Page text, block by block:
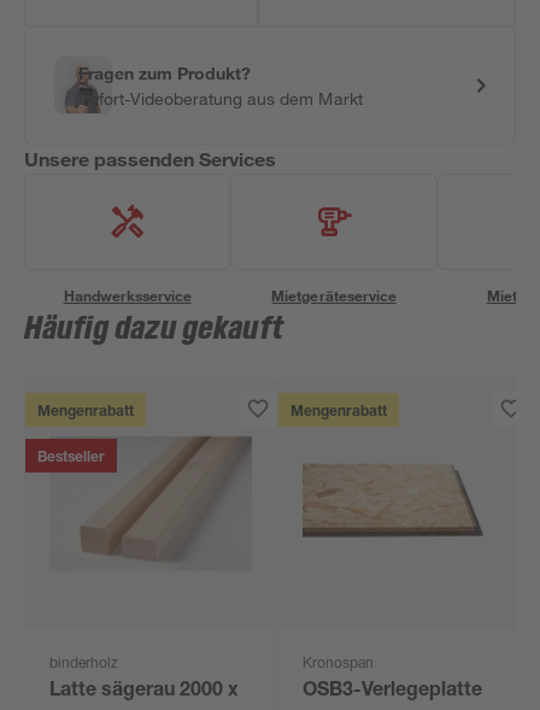
Fragen zum Produkt?
Sofort-Videoberatung aus dem Markt
Unsere passenden Services
Handwerksservice Mietgeräteservice
Häufig dazu gekauft
Mengenrabatt
Bestseller
binderholz
Latte sägerau 2000 x
Mengenrabatt
Kronospan
OSB3-Verlegeplatte